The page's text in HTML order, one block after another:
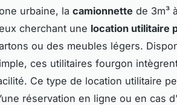
urbaine, la camionnette de 3m³
cherchant une location utilitaire
ou des meubles légers.
ces utilitaires fourgon
Ce type de location utilitaire
réservation en ligne ou en cas